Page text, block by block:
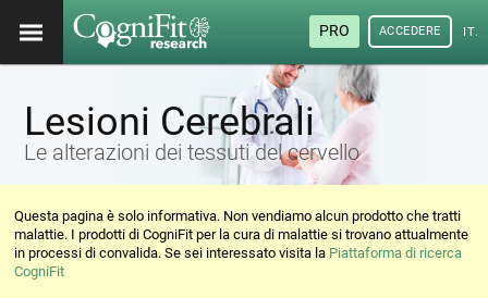
PRO ACCEDERE
Lesioni Cerebrali
Le alterazioni dei tessuti del cervello
Questa pagina è solo informativa. Non vendiamo alcun prodotto che tratti
malattie. I prodotti di CogniFit per la cura di malattie si trovano attualmente
in processi di convalida. Se sei interessato visita la Piattaforma di ricerca
CogniFit